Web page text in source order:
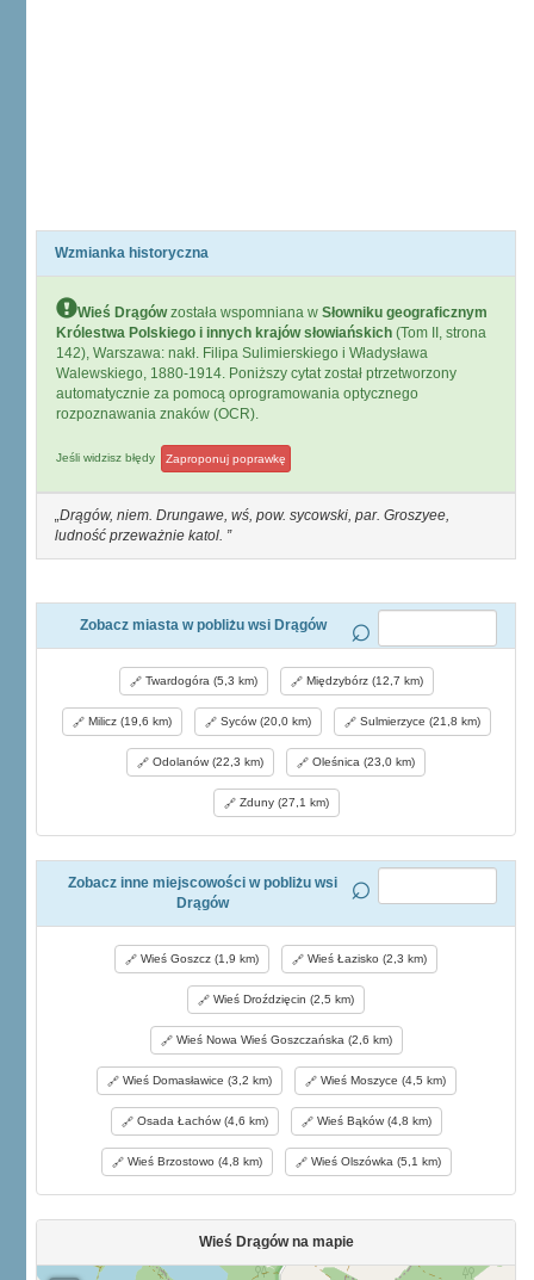
Wzmianka historyczna
Wieś Drągówzostała wspomniana w Słowniku geograficznym
Królestwa Polskiego i innych krajów słowiańskich (Tom II, strona
142), Warszawa: nakł. Filipa Sulimierskiego i Władysława
Walewskiego, 1880-1914. Poniższy cytat został ptrzetworzony
automatycznie za pomocą oprogramowania optycznego
rozpoznawania znaków (OCR).
Jeśli widzisz błędy Zaproponuj poprawkę
Drągów, niem. Drungawe, wś, pow. sycowski, par. Groszyee,
ludność przeważnie katol.
Zobacz miasta w pobliżu wsi Drągów
Twardogóra (5,3 km) Międzybórz (12,7 km)
Milicz (19,6 km) Syców (20,0 km) Sulmierzyce (21,8 km)
Odolanów (22,3 km) Oleśnica (23,0 km)
Zduny (27,1 km)
Zobacz inne miejscowości w pobliżu wsi
Drągów
Wieś Goszcz (1,9 km) Wieś Łazisko (2,3 km)
Wieś Droździęcin (2,5 km)
Wieś Nowa Wieś Goszczańska (2,6 km)
Wieś Domasławice (3,2 km) Wieś Moszyce (4,5 km)
Osada Łachów (4,6 km) Wieś Bąków (4,8 km)
Wieś Brzostowo (4,8 km) Wieś Olszówka (5,1 km)
Wieś Drągów na mapie